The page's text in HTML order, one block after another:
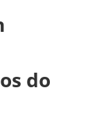
do